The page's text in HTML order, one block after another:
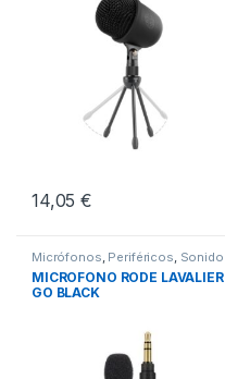
14,05€
Micrófonos, Periféricos, Sonido
MICROFONO RODE LAVALIER
GO BLACK